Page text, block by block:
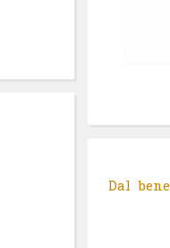
Dal